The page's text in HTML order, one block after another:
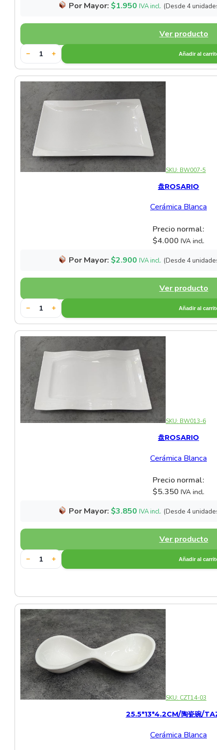
Por Mayor: $1.950 IVA incl. (Desde 4
Ver producto
− + Añadir al
SKU: BW007-5
盘ROSARIO
Cerámica Blanca
Precio normal:
$4.000 IVA incl.
Por Mayor: $2.900 IVA incl. (Desde 4
Ver producto
− + Añadir al
SKU: BW013-6
盘ROSARIO
Cerámica Blanca
Precio normal:
$5.350 IVA incl.
Por Mayor: $3.850 IVA incl. (Desde 4
Ver producto
− + Añadir al
SKU: CZT14-03
25.5*13*4.2CM/陶瓷碗/
Cerámica Blanca